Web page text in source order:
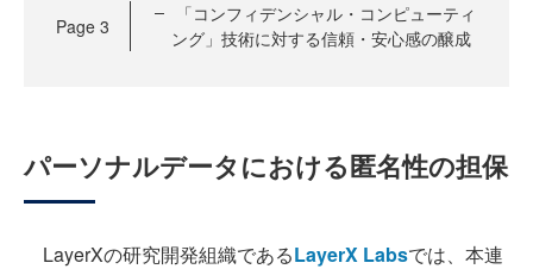
Page 3
「コンフィデンシャル・コンピューティ
ング」技術に対する信頼・安心感の醸成
パーソナルデータにおける匿名性の担保
LayerXの研究開発組織であるLayerX Labsでは、本連